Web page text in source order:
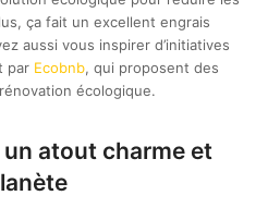
ça fait un excellent engrais
aussi vous inspirer d’initiatives
par Ecobnb, qui proposent des
écologique.
atout charme et